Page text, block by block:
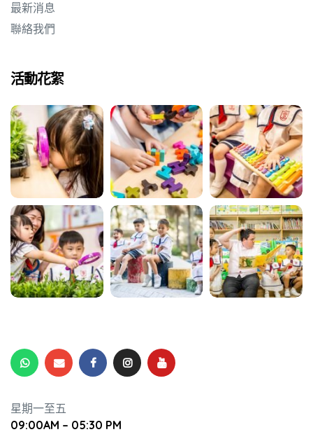
最新消息
聯絡我們
活動花絮
星期一至五
09:00AM – 05:30 PM
兒正